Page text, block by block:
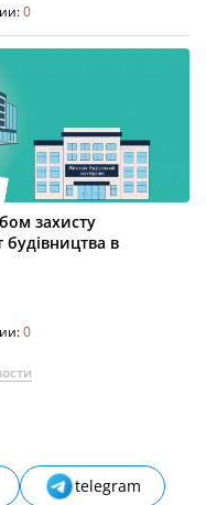
0
захисту
будівництва в
0
telegram